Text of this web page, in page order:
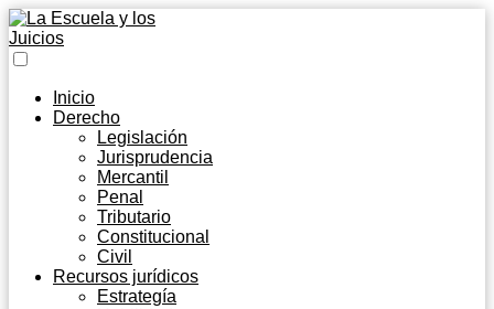
Inicio
Derecho
Legislación
Jurisprudencia
Mercantil
Penal
Tributario
Constitucional
Civil
Recursos jurídicos
Estrategía